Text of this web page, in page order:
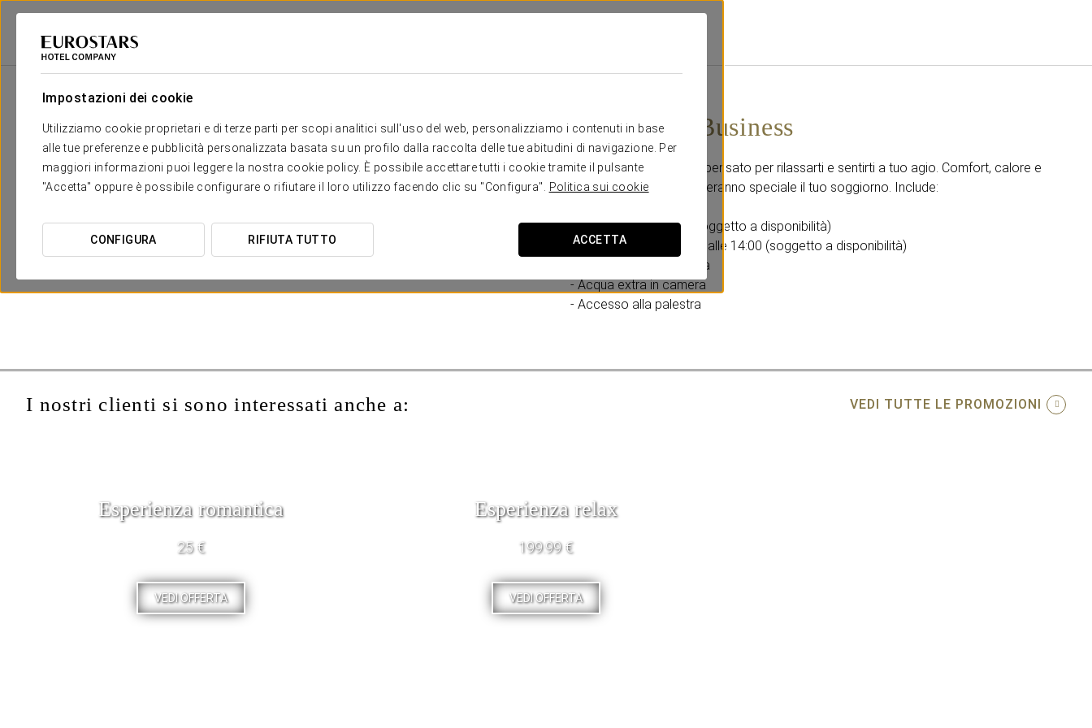
Impostazioni dei cookie
Utilizziamo cookie proprietari e di terze parti per scopi analitici sull'uso del web, personalizziamo i contenuti in base
alle tue preferenze e pubblicità personalizzata basata su un profilo dalla raccolta delle tue abitudini di navigazione. Per
maggiori informazioni puoi leggere la nostra cookie policy. È possibile accettare tutti i cookie tramite il pulsante
"Accetta" oppure è possibile configurare o rifiutare il loro utilizzo facendo clic su "Configura".
Politica sui cookie
CONFIGURA RIFIUTA TUTTO ACCETTA
Eurostars Hotel Company
Esperienza Business
Qui troverai uno spazio pensato per rilassarti e sentirti a tuo agio. Comfort, calore e
piccoli dettagli che renderanno speciale il tuo soggiorno. Include:
- Check-in anticipato (soggetto a disponibilità)
- Check-out tardivo fino alle 14:00 (soggetto a disponibilità)
- Frutta fresca in camera
- Acqua extra in camera
- Accesso alla palestra
I nostri clienti si sono interessati anche a: VEDI TUTTE LE PROMOZIONI
Esperienza romantica
25 €
VEDI OFFERTA
Esperienza relax
199.99 €
VEDI OFFERTA